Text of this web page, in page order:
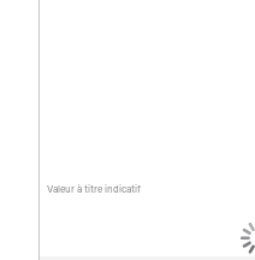
Valeur à titre indicatif